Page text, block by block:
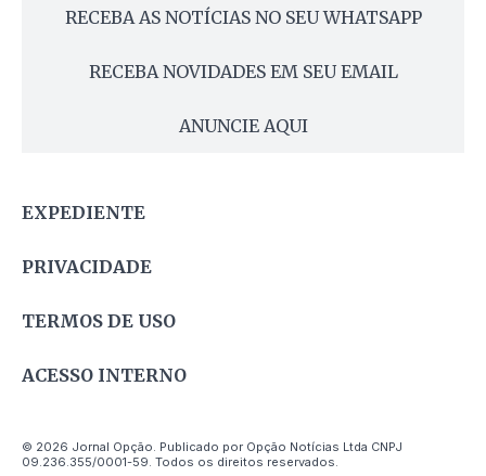
RECEBA AS NOTÍCIAS NO SEU WHATSAPP
RECEBA NOVIDADES EM SEU EMAIL
ANUNCIE AQUI
EXPEDIENTE
PRIVACIDADE
TERMOS DE USO
ACESSO INTERNO
© 2026 Jornal Opção. Publicado por Opção Notícias Ltda CNPJ
09.236.355/0001-59. Todos os direitos reservados.